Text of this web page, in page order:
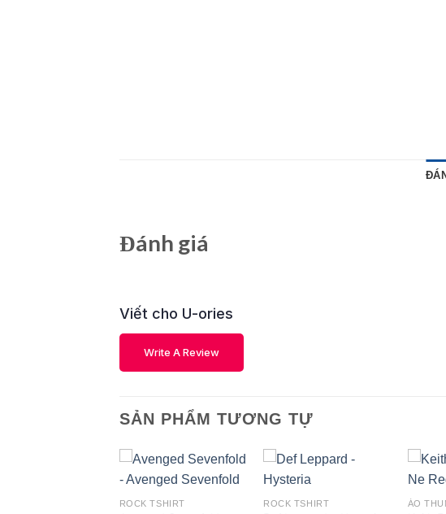
Đánh giá
Viết cho U-ories
Write A Review
SẢN PHẨM TƯƠNG TỰ
ROCK TSHIRT ROCK TSHIRT ÁO